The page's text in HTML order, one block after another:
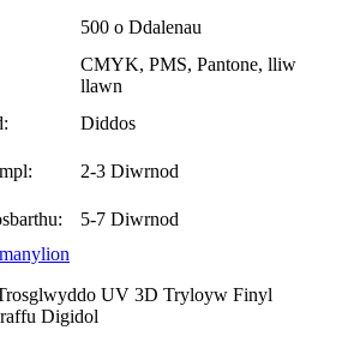
500 o Ddalenau
CMYK, PMS, Pantone, lliw
llawn
Diddos
2-3 Diwrnod
5-7 Diwrnod
manylion